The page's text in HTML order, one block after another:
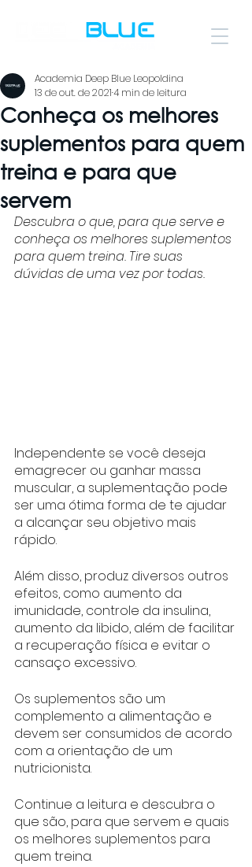
Conheça os melhores
suplementos para quem
treina e para que
servem
Academia Deep Blue Leopoldina
13 de out. de 20214 min de leitura
Descubra o que, para que serve e
conheça os melhores suplementos
para quem treina. Tire suas
dúvidas de uma vez por todas.
Independente se você deseja
emagrecer ou ganhar massa
muscular, a suplementação pode
ser uma ótima forma de te ajudar
a alcançar seu objetivo mais
rápido.
Além disso, produz diversos outros
efeitos, como aumento da
imunidade, controle da insulina,
aumento da libido, além de facilitar
a recuperação física e evitar o
cansaço excessivo.
Os suplementos são um
complemento a alimentação e
devem ser consumidos de acordo
com a orientação de um
nutricionista.
Continue a leitura e descubra o
que são, para que servem e quais
os melhores suplementos para
quem treina.